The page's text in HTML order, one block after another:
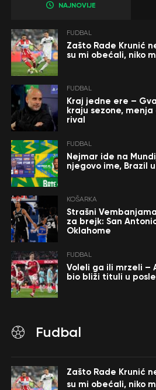
NAJNOVIJE
FUDBAL
Zašto Rade Krunić
su mi obećali, niko
FUDBAL
Kraj jedne ere –
kraju sezone,
rival
FUDBAL
Nejmar ide na
njegovo ime, Brazil
KOŠARKA
Strašni
za brejk: San
Oklahome
FUDBAL
Voleli ga ili mrzeli –
bio bliži tituli u
Fudbal
Zašto Rade Krunić
su mi obećali, niko